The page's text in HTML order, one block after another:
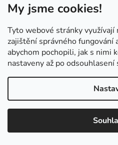
My jsme cookies!
Tyto webové stránky
zajištění správného fungování
abychom pochopili, jak s nimi
nastaveny až po odsouhlasení
Copyright 2026Tvořit